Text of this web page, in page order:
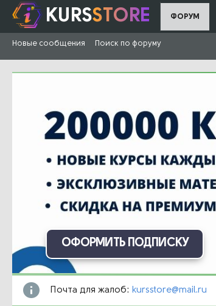
KURSSTORE ФОРУМ
Новые сообщения Поиск по форуму
ОФОРМИТЬ ПОДПИСКУ
Почта для жалоб: kursstore@mail.ru